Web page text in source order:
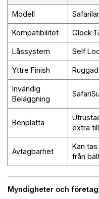
Myndigheter och företag
Modell
Kompatibilitet Glock
Låssystem Self
Yttre Finish
Invändig
Beläggning
Benplatta
extra
Avtagbarhet
Kan
från